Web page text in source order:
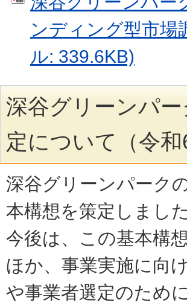
ンディング型市場
ル: 339.6KB)
深谷グリーンパ
定について（令
深谷グリーンパーク
本構想を策定しました
今後は、この基本構
ほか、事業実施に向
や事業者選定のため